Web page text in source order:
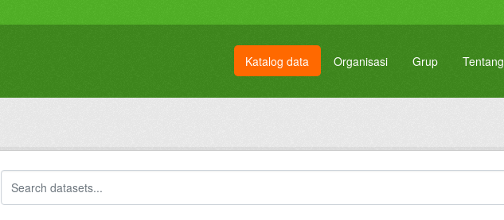
Katalog data Organisasi Grup Tentang